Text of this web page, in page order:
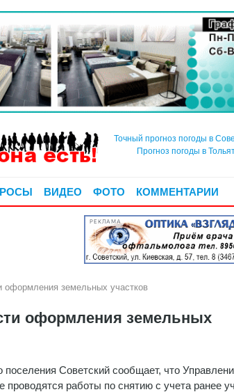
Точный прогноз погоды в
Прогноз погоды в
ВИДЕО ФОТО КОММЕНТАРИИ
РЕКЛАМА
земельных участков
оформления земельных
поселения Советский сообщает, что
работы по снятию с учета ранее